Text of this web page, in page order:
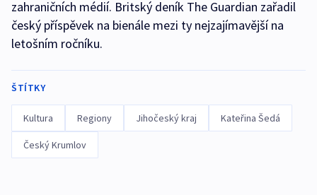
zahraničních médií. Britský deník The Guardian zařadil
český příspěvek na bienále mezi ty nejzajímavější na
letošním ročníku.
ŠTÍTKY
Kultura Regiony Jihočeský kraj Kateřina Šedá
Český Krumlov